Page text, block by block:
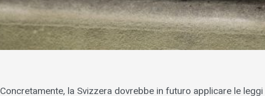
Concretamente, la Svizzera dovrebbe in futuro applicare le leggi